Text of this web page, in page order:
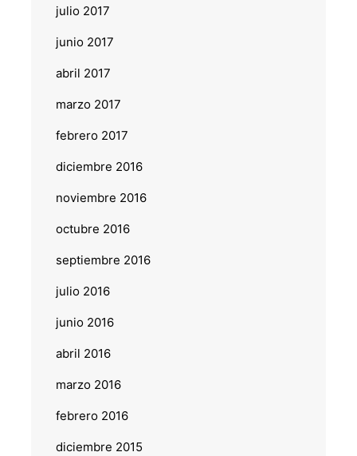
julio 2017
junio 2017
abril 2017
marzo 2017
febrero 2017
diciembre 2016
noviembre 2016
octubre 2016
septiembre 2016
julio 2016
junio 2016
abril 2016
marzo 2016
febrero 2016
diciembre 2015